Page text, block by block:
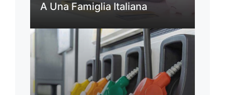
A Una Famiglia Italiana